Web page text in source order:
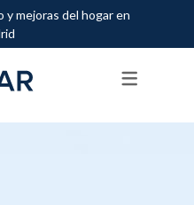
y mejoras del hogar en